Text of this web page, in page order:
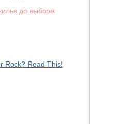
до выбора
Rock? Read This!